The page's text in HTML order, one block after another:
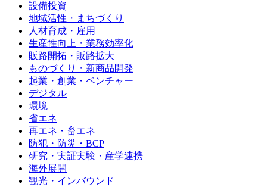
設備投資
地域活性・まちづくり
人材育成・雇用
生産性向上・業務効率化
販路開拓・販路拡大
ものづくり・新商品開発
起業・創業・ベンチャー
デジタル
環境
省エネ
再エネ・畜エネ
防犯・防災・BCP
研究・実証実験・産学連携
海外展開
観光・インバウンド